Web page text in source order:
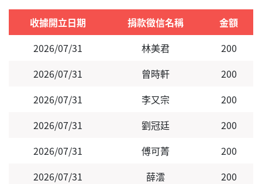
收據開立日期 捐款徵信名稱
金額
2026/07/31
林美君
200
2026/07/31
曾時軒
200
2026/07/31
李又宗
200
2026/07/31
劉冠廷
200
2026/07/31
傅可菁
200
2026/07/31
薛澐
200